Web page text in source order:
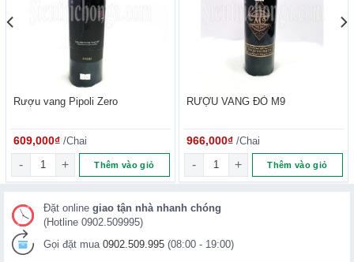
Rượu vang Pipoli Zero
609,000₫ /Chai
Rượu vang Pipoli Zero số lượng
Thêm vào giỏ
RƯỢU VANG ĐỎ M9
966,000₫ /Chai
RƯỢU VANG ĐỎ M9 số lượng
Thêm vào giỏ
Đặt online giao tận nhà nhanh chóng
(Hotline 0902.509995)
Gọi đặt mua 0902.509.995 (08:00 - 19:00)